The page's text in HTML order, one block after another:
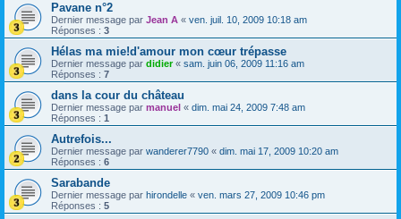
Pavane n°2
Dernier message par Jean A « ven. juil. 10, 2009 10:18 am
Réponses : 3
Hélas ma mie!d'amour mon cœur trépasse
Dernier message par didier« sam. juin 06, 2009 11:16 am
Réponses : 7
dans la cour du château
Dernier message par manuel « dim. mai 24, 2009 7:48 am
Réponses : 1
Autrefois...
Dernier message par wanderer7790 « dim. mai 17, 2009 10:20 am
Réponses : 6
Sarabande
Dernier message par hirondelle « ven. mars 27, 2009 10:46 pm
Réponses : 5